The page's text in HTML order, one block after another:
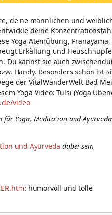
deine männlichen und
deine
Yoga Atemübung,
Erkältung und
Du kannst sie auch
Handy. Besonders schön ist
der VitalWanderWelt Bad
Yoga Video: Tulsi (Yoga
video
für Yoga, Meditation und
und Ayurveda dabei sein
: humorvoll und tolle